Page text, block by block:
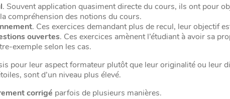
. Souvent application quasiment directe du cours, ils ont pour
compréhension des notions du cours.
. Ces exercices demandant plus de recul, leur objectif
ouvertes. Ces exercices amènent l’étudiant à avoir sa
exemple selon les cas.
pour leur aspect formateur plutôt que leur originalité ou leur
sont d’un niveau plus élevé.
corrigé parfois de plusieurs manières.